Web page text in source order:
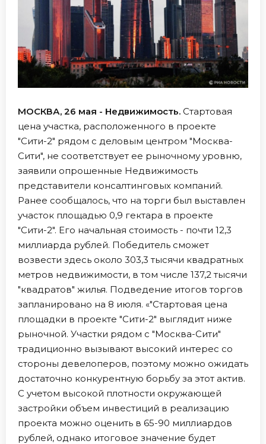
МОСКВА, 26 мая - Недвижимость. Стартовая
цена участка, расположенного в проекте
"Сити-2" рядом с деловым центром "Москва-
Сити", не соответствует ее рыночному уровню,
заявили опрошенные Недвижимость
представители консалтинговых компаний.
Ранее сообщалось, что на торги был выставлен
участок площадью 0,9 гектара в проекте
"Сити-2". Его начальная стоимость - почти 12,3
миллиарда рублей. Победитель сможет
возвести здесь около 303,3 тысячи квадратных
метров недвижимости, в том числе 137,2 тысячи
"квадратов" жилья. Подведение итогов торгов
запланировано на 8 июля. «"Стартовая цена
площадки в проекте "Сити-2" выглядит ниже
рыночной. Участки рядом с "Москва-Сити"
традиционно вызывают высокий интерес со
стороны девелоперов, поэтому можно ожидать
достаточно конкурентную борьбу за этот актив.
С учетом высокой плотности окружающей
застройки объем инвестиций в реализацию
проекта можно оценить в 65-90 миллиардов
рублей, однако итоговое значение будет